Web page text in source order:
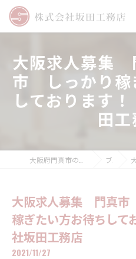
大阪求人募集
市 しっかり稼
しております
田
ブログ 大
大阪求人募集 門真
稼ぎたい方お待ちして
社坂田工務店
2021/11/27